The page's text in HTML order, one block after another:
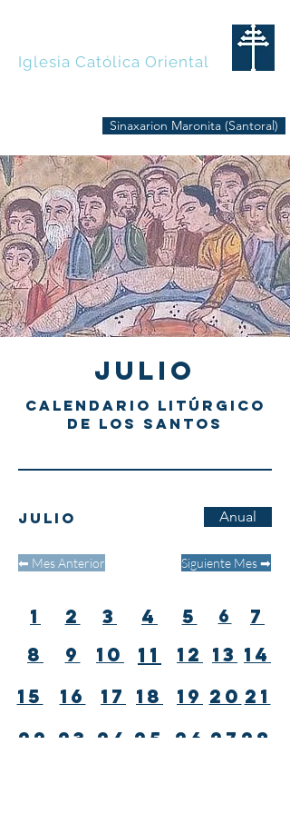
Iglesia Católica Oriental
Sinaxarion Maronita (Santoral)
JULIO
CALENDARIO LITÚRGICO
DE LOS SANTOS
JULIO Anual
⬅︎ Mes Anterior Siguiente Mes ➡︎
1 2 3 4 5 6
7
8
9 10 11 12 13 14
15
16 17 18 19 20 21
22 23 24 25 26 27 28